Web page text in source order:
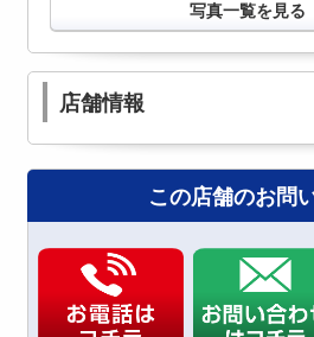
写真一覧を見る
店舗情報
この店舗のお問